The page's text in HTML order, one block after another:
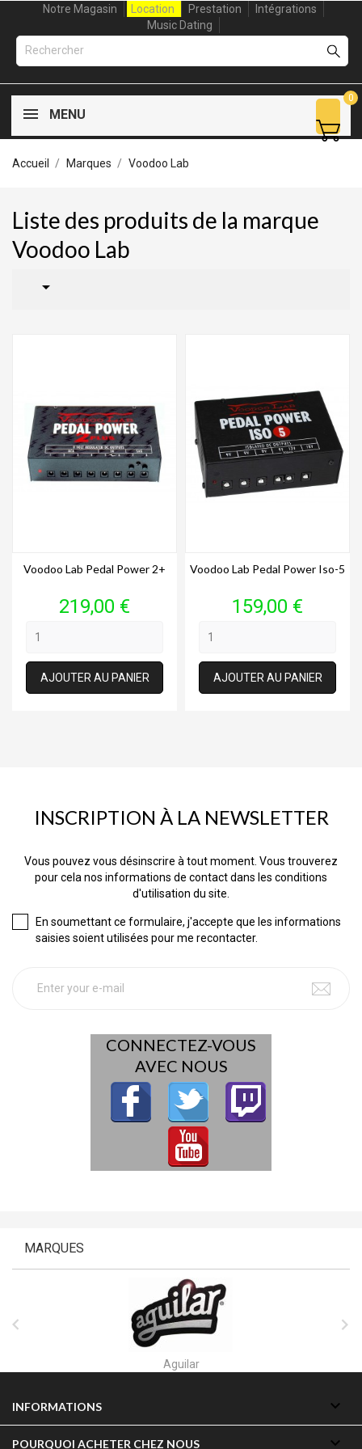
Notre Magasin Location Prestation
Intégrations
Music Dating
MENU
0
Accueil Marques Voodoo Lab
Liste des produits de la marque
Voodoo Lab

Voodoo Lab Pedal Power 2+
Prix
219,00 €
AJOUTER AU PANIER
Voodoo Lab Pedal Power Iso-5
Prix
159,00 €
AJOUTER AU PANIER
INSCRIPTION À LA NEWSLETTER
Vous pouvez vous désinscrire à tout moment. Vous trouverez
pour cela nos informations de contact dans les conditions
d'utilisation du site.
En soumettant ce formulaire, j'accepte que les informations
saisies soient utilisées pour me recontacter.
CONNECTEZ-VOUS
AVEC NOUS
MARQUES

Aguilar

INFORMATIONS 
POURQUOI ACHETER CHEZ NOUS 